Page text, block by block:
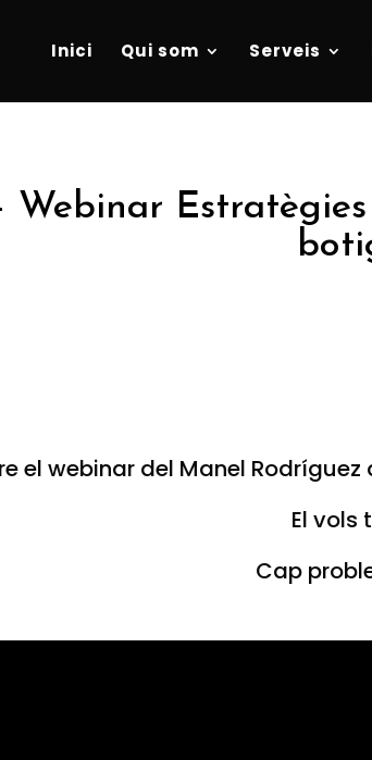
Inici Qui som Serveis
Webinar
el webinar del Manel
El vols
Cap